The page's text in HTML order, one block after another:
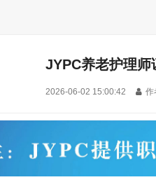
JYPC养老护理
2026-06-02 15:00:42 作